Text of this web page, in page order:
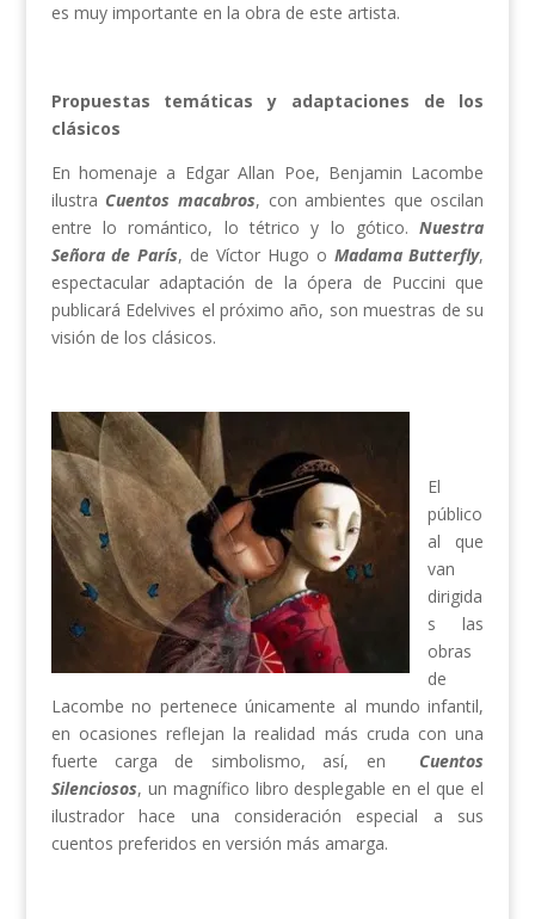
es muy importante en la obra de este artista.
Propuestas temáticas y adaptaciones de los
clásicos
En homenaje a Edgar Allan Poe, Benjamin Lacombe
ilustra Cuentos macabros, con ambientes que oscilan
entre lo romántico, lo tétrico y lo gótico.Nuestra
Señora de París, de Víctor Hugo o Madama Butterfly,
espectacular adaptación de la ópera de Puccini que
publicará Edelvives el próximo año, son muestras de su
visión de los clásicos.
El
público
al que
van
dirigida
s las
obras
de
Lacombe no pertenece únicamente al mundo infantil,
en ocasiones reflejan la realidad más cruda con una
fuerte carga de simbolismo, así, en Cuentos
Silenciosos, un magnífico libro desplegable en el que el
ilustrador hace una consideración especial a sus
cuentos preferidos en versión más amarga.